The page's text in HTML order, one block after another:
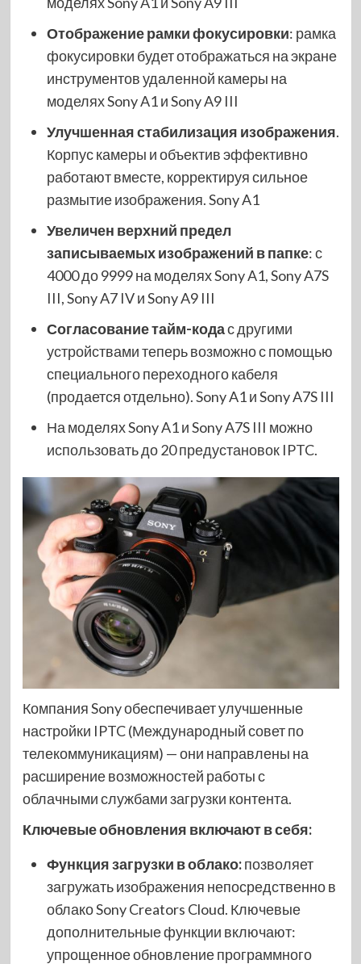
Отображение рамки фокусировки: рамка
фокусировки будет отображаться на экране
инструментов удаленной камеры на
моделях Sony A1 и Sony A9 III
Улучшенная стабилизация изображения.
Корпус камеры и объектив эффективно
работают вместе, корректируя сильное
размытие изображения. Sony A1
Увеличен верхний предел
записываемых изображений в папке: с
4000 до 9999 на моделях Sony A1, Sony A7S
III, Sony A7 IV и Sony A9 III
Согласование тайм-кодас другими
устройствами теперь возможно с помощью
специального переходного кабеля
(продается отдельно). Sony A1 и Sony A7S III
На моделях Sony A1 и Sony A7S III можно
использовать до 20 предустановок IPTC.
Компания Sony обеспечивает улучшенные
настройки IPTC (Международный совет по
телекоммуникациям) — они направлены на
расширение возможностей работы с
облачными службами загрузки контента.
Ключевые обновления включают в себя:
Функция загрузки в облако:позволяет
загружать изображения непосредственно в
облако Sony Creators Cloud. Ключевые
дополнительные функции включают:
упрощенное обновление программного